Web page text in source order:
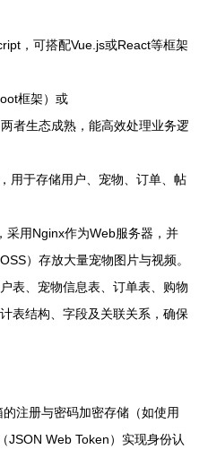
，可搭配Vue.js或React等框架
框架）或
者生态成熟，能高效处理业务逻
用于存储用户、宠物、订单、帖
采用Nginx作为Web服务器，并
）存放大量宠物图片与视频。
表、宠物信息表、订单表、购物
表结构、字段及关联关系，确保
注册与密码加密存储（如使用
JSON Web Token）实现身份认